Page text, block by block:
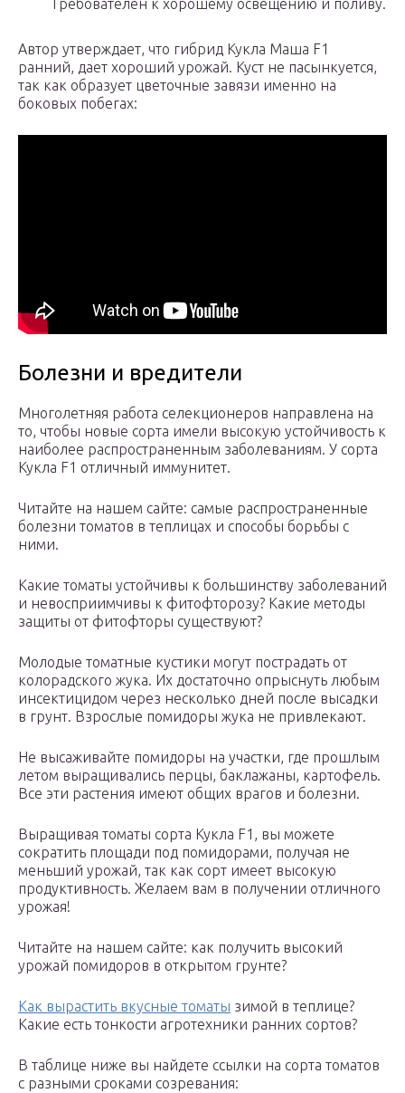
Требователен к хорошему освещению и поливу.
Автор утверждает, что гибрид Кукла Маша F1
ранний, дает хороший урожай. Куст не пасынкуется,
так как образует цветочные завязи именно на
боковых побегах:
Болезни и вредители
Многолетняя работа селекционеров направлена на
то, чтобы новые сорта имели высокую устойчивость к
наиболее распространенным заболеваниям. У сорта
Кукла F1 отличный иммунитет.
Читайте на нашем сайте: самые распространенные
болезни томатов в теплицах и способы борьбы с
ними.
Какие томаты устойчивы к большинству заболеваний
и невосприимчивы к фитофторозу? Какие методы
защиты от фитофторы существуют?
Молодые томатные кустики могут пострадать от
колорадского жука. Их достаточно опрыснуть любым
инсектицидом через несколько дней после высадки
в грунт. Взрослые помидоры жука не привлекают.
Не высаживайте помидоры на участки, где прошлым
летом выращивались перцы, баклажаны, картофель.
Все эти растения имеют общих врагов и болезни.
Выращивая томаты сорта Кукла F1, вы можете
сократить площади под помидорами, получая не
меньший урожай, так как сорт имеет высокую
продуктивность. Желаем вам в получении отличного
урожая!
Читайте на нашем сайте: как получить высокий
урожай помидоров в открытом грунте?
Как вырастить вкусные томаты зимой в теплице?
Какие есть тонкости агротехники ранних сортов?
В таблице ниже вы найдете ссылки на сорта томатов
с разными сроками созревания: